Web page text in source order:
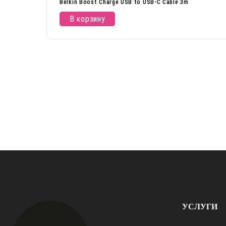
Belkin Boost Charge USB to USB-C Cable 3m
В корзину
УСЛУГИ